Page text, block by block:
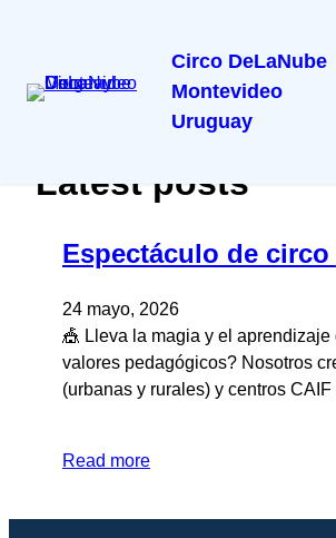
Circo DeLaNube
Montevideo
Uruguay
Latest posts
Espectáculo de
24 mayo, 2026
🎪 Lleva la magia y el
valores pedagógicos? Nosotros
(urbanas y rurales) y centros
Read more